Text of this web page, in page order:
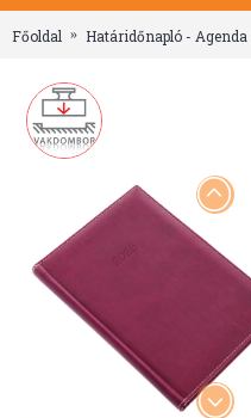
Főoldal Határidőnapló - Agenda